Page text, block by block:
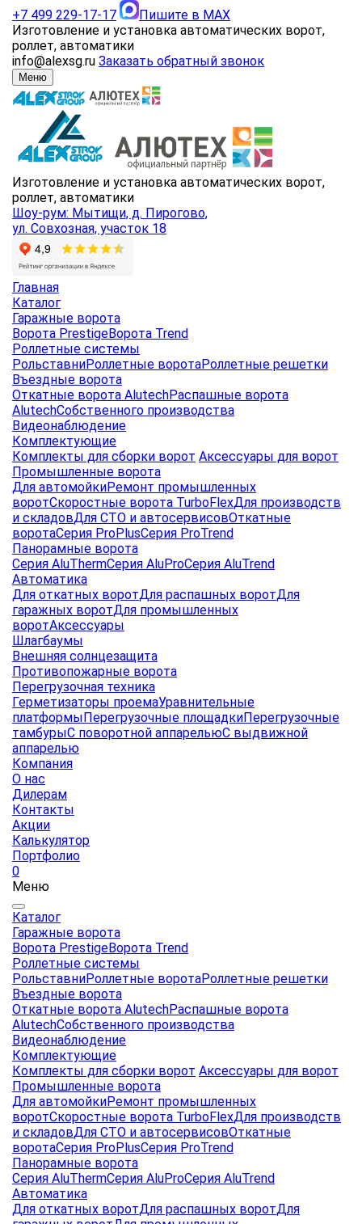
+7 499 229-17-17
Пишите в MAX
Изготовление и установка автоматических ворот,
роллет, автоматики
info@alexsg.ru Заказать обратный звонок
Меню
Изготовление и установка автоматических ворот,
роллет, автоматики
Шоу-рум: Мытищи, д. Пирогово,
ул. Совхозная, участок 18
Главная
Каталог
Гаражные ворота
Ворота PrestigeВорота Trend
Роллетные системы
РольставниРоллетные воротаРоллетные решетки
Въездные ворота
Откатные ворота AlutechРаспашные ворота
AlutechСобственного производства
Видеонаблюдение
Комплектующие
Комплекты для сборки ворот Аксессуары для ворот
Промышленные ворота
Для автомойкиРемонт промышленных
воротСкоростные ворота TurboFlexДля производств
и складовДля СТО и автосервисовОткатные
воротаСерия ProPlusСерия ProTrend
Панорамные ворота
Серия AluThermСерия AluProСерия AluTrend
Автоматика
Для откатных воротДля распашных воротДля
гаражных воротДля промышленных
воротАксессуары
Шлагбаумы
Внешняя солнцезащита
Противопожарные ворота
Перегрузочная техника
Герметизаторы проемаУравнительные
платформыПерегрузочные площадкиПерегрузочные
тамбурыС поворотной аппарельюС выдвижной
аппарелью
Компания
О нас
Дилерам
Контакты
Акции
Калькулятор
Портфолио
0
Меню
Каталог
Гаражные ворота
Ворота PrestigeВорота Trend
Роллетные системы
РольставниРоллетные воротаРоллетные решетки
Въездные ворота
Откатные ворота AlutechРаспашные ворота
AlutechСобственного производства
Видеонаблюдение
Комплектующие
Комплекты для сборки ворот Аксессуары для ворот
Промышленные ворота
Для автомойкиРемонт промышленных
воротСкоростные ворота TurboFlexДля производств
и складовДля СТО и автосервисовОткатные
воротаСерия ProPlusСерия ProTrend
Панорамные ворота
Серия AluThermСерия AluProСерия AluTrend
Автоматика
Для откатных воротДля распашных воротДля